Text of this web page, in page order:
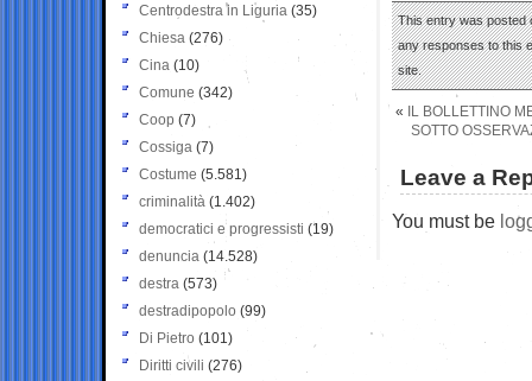
This entry was posted
any responses to this
site.
«
IL BOLLETTINO
SOTTO
Leave a
You must be
Centrodestra in Liguria (35)
Chiesa (276)
Cina (10)
Comune (342)
Coop (7)
Cossiga (7)
Costume (5.581)
criminalità (1.402)
democratici e progressisti (19)
denuncia (14.528)
destra (573)
destradipopolo (99)
Di Pietro (101)
Diritti civili (276)